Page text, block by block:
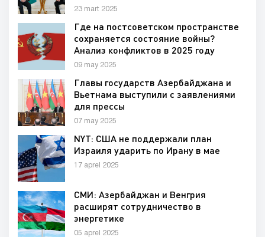
23 mart 2025
Где на постсоветском пространстве
сохраняется состояние войны?
Анализ конфликтов в 2025 году
09 may 2025
Главы государств Азербайджана и
Вьетнама выступили с заявлениями
для прессы
07 may 2025
NYT: США не поддержали план
Израиля ударить по Ирану в мае
17 aprel 2025
СМИ: Азербайджан и Венгрия
расширят сотрудничество в
энергетике
05 aprel 2025